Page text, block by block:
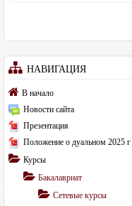
НАВИГАЦИЯ
В начало
Новости сайта
Презентация
Положение о дуальном 2025 г
Курсы
Бакалавриат
Сетевые курсы